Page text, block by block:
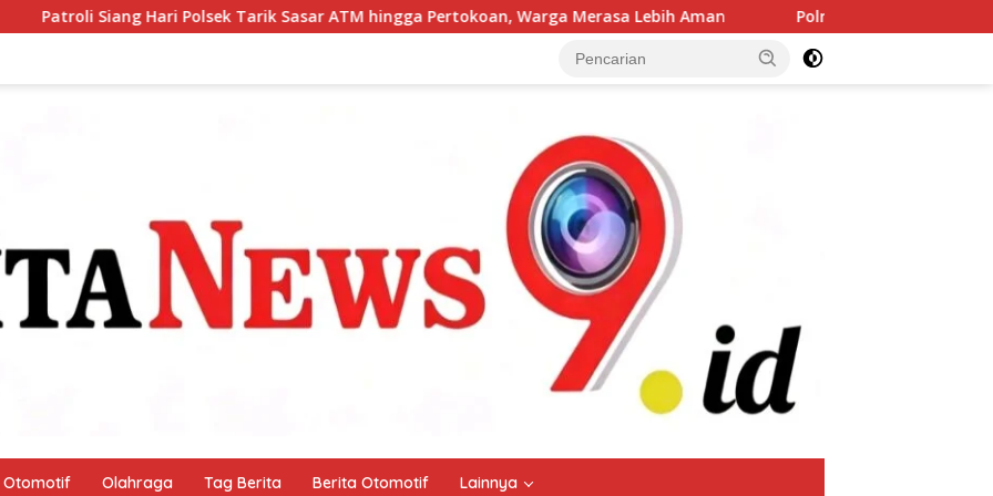
Tarik Sasar ATM hingga Pertokoan, Warga Merasa Lebih Aman Polres Jombang Gelar Apel Siaga Bencana,
Otomotif Olahraga Tag Berita Berita Otomotif Lainnya